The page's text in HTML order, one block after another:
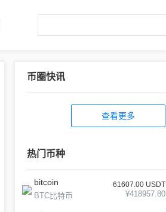
币圈快讯
查看更多
热门币种
bitcoin
BTC比特币
61607.00 USDT
¥418957.80